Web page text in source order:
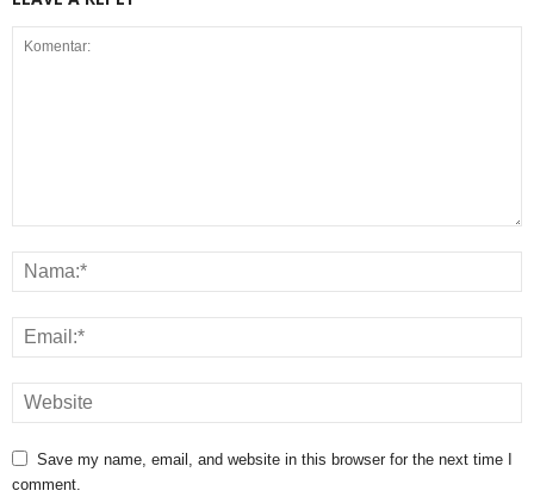
Save my name, email, and website in this browser for the next time I
comment.